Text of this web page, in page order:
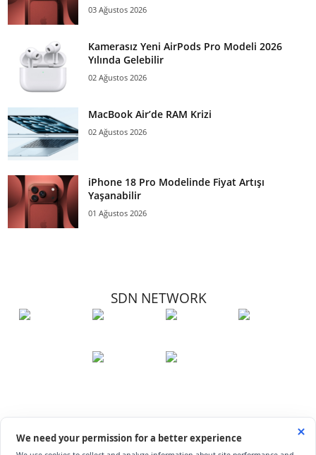
03 Ağustos 2026
Kamerasız Yeni AirPods Pro Modeli 2026
Yılında Gelebilir
02 Ağustos 2026
MacBook Air’de RAM Krizi
02 Ağustos 2026
iPhone 18 Pro Modelinde Fiyat Artışı
Yaşanabilir
01 Ağustos 2026
SDN NETWORK